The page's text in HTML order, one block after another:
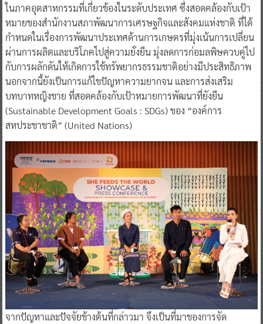
ในภาคอุตสาหกรรมที่เกี่ยวข้องในระดับประเทศ ซึ่งสอดคล้องกับเป้า
หมายของสำนักงานสภาพัฒนาการเศรษฐกิจและสังคมแห่งชาติ ที่ได้
กำหนดในเรื่องการพัฒนาประเทศด้านการเกษตรที่มุ่งเน้นการเปลี่ยน
ผ่านการผลิตและบริโภคไปสู่ความยั่งยืน มุ่งลดการก่อมลพิษควบคู่ไป
กับการผลักดันให้เกิดการใช้ทรัพยากรธรรมชาติอย่างมีประสิทธิภาพ
นอกจากนี้ยังเป็นการแก้ไขปัญหาความยากจน และการส่งเสริม
บทบาทหญิงชาย ที่สอดคล้องกับเป้าหมายการพัฒนาที่ยังยืน
(Sustainable Development Goals : SDGs) ของ “องค์การ
สหประชาชาติ” (United Nations)
จากปัญหาและปัจจัยข้างต้นที่กล่าวมา จึงเป็นที่มาของการจัด